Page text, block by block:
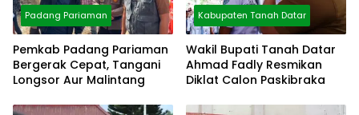
Padang Pariaman
Pemkab Padang Pariaman
Bergerak Cepat, Tangani
Longsor Aur Malintang
Kabupaten Tanah Datar
Wakil Bupati Tanah Datar
Ahmad Fadly Resmikan
Diklat Calon Paskibraka